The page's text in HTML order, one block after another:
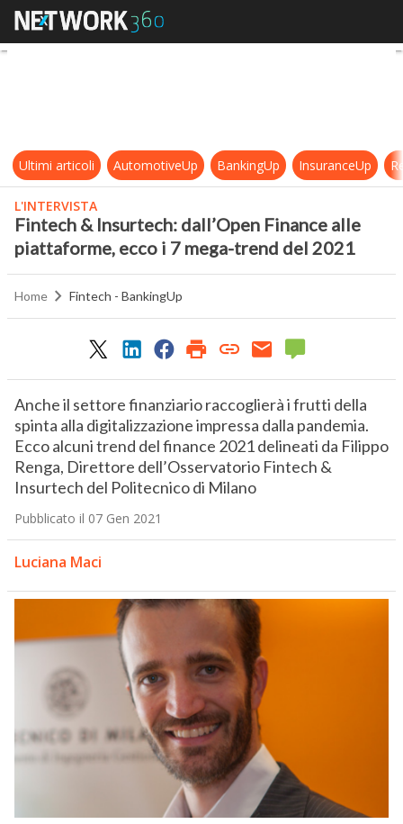
Fintech & Insurtech: dall’Open
Ultimi articoli AutomotiveUp BankingUp InsuranceUp
L'INTERVISTA
Fintech & Insurtech: dall’Open Finance alle
piattaforme, ecco i 7 mega-trend del 2021
Home Fintech - BankingUp
Anche il settore finanziario raccoglierà i frutti della
spinta alla digitalizzazione impressa dalla pandemia.
Ecco alcuni trend del finance 2021 delineati da Filippo
Renga, Direttore dell’Osservatorio Fintech &
Insurtech del Politecnico di Milano
Pubblicato il 07 Gen 2021
Luciana Maci